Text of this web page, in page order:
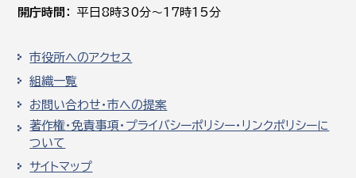
開庁時間
平日8時30分～17時15分
市役所へのアクセス
組織一覧
お問い合わせ・市への提案
著作権・免責事項・プライバシーポリシー・リンクポリシーに
ついて
サイトマップ